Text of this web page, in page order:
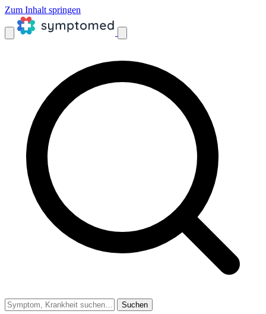
Zum Inhalt springen
Suchen